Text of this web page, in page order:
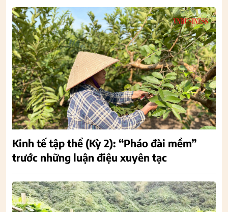
Kinh tế tập thể (Kỳ 2): “Pháo đài mềm”
trước những luận điệu xuyên tạc